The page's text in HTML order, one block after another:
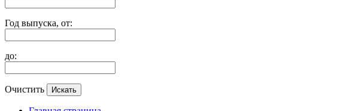
Год выпуска, от:
до:
Очистить